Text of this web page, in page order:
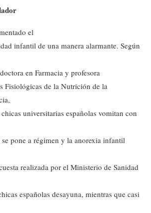
el
infantil de una manera alarmante. Según
en Farmacia y profesora
Fisiológicas de la Nutrición de la
universitarias españolas vomitan con
pone a régimen y la anorexia infantil
realizada por el Ministerio de Sanidad
españolas desayuna, mientras que casi